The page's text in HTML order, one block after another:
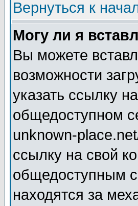
Вернуться к
Могу ли я
Вы можете
возможности
указать ссылку
общедоступном
unknown-
ссылку на свой
общедоступным
находятся за